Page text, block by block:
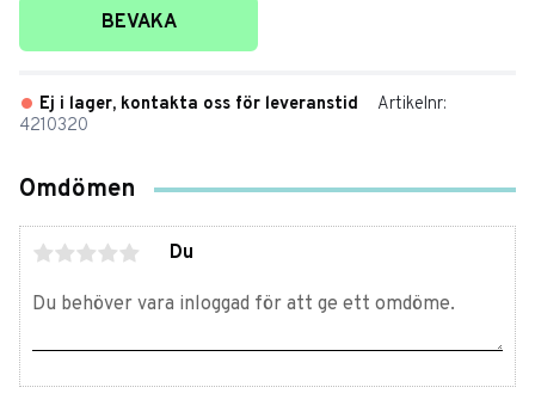
Lägg till i favoriter
BEVAKA
Ej i lager, kontakta oss för leveranstid
Artikelnr
4210320
Omdömen
Du